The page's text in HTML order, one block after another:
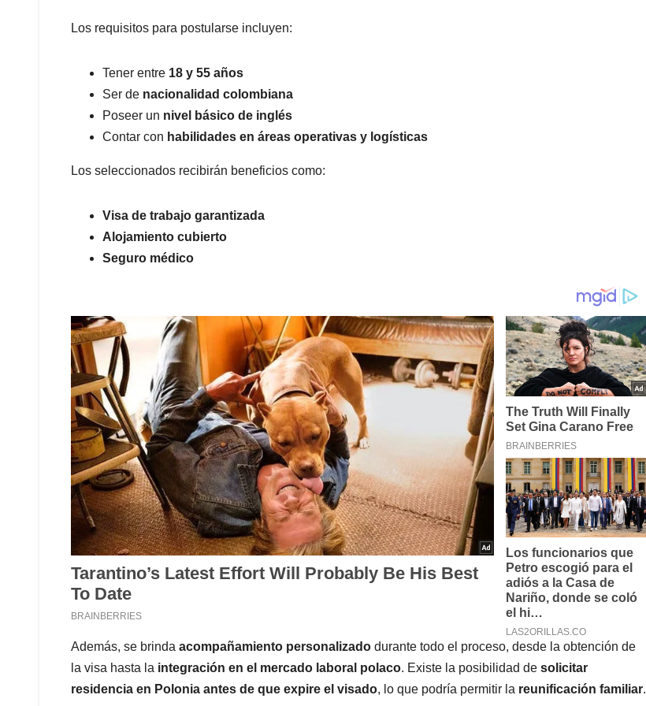
Los requisitos para postularse incluyen:
Tener entre 18 y 55 años
Ser de nacionalidad colombiana
Poseer un nivel básico de inglés
Contar con habilidades en áreas operativas y logísticas
Los seleccionados recibirán beneficios como:
Visa de trabajo garantizada
Alojamiento cubierto
Seguro médico
Además, se brinda acompañamiento personalizado durante todo el proceso, desde la obtención de
la visa hasta la integración en el mercado laboral polaco. Existe la posibilidad de solicitar
residencia en Polonia antes de que expire el visado, lo que podría permitir la reunificación familiar.